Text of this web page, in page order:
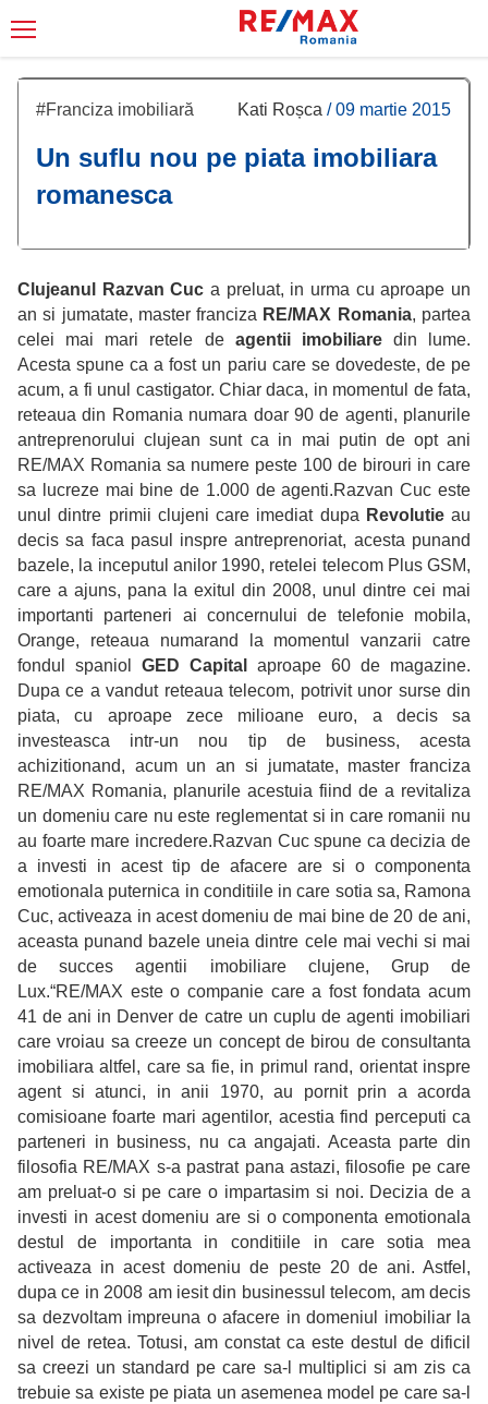
#Franciza imobiliară Kati Roșca /09 martie 2015
Un suflu nou pe piata imobiliara
romanesca
Clujeanul Razvan Cuc a preluat, in urma cu aproape un
an si jumatate, master franciza RE/MAX Romania, partea
celei mai mari retele de agentii imobiliare din lume.
Acesta spune ca a fost un pariu care se dovedeste, de pe
acum, a fi unul castigator. Chiar daca, in momentul de fata,
reteaua din Romania numara doar 90 de agenti, planurile
antreprenorului clujean sunt ca in mai putin de opt ani
RE/MAX Romania sa numere peste 100 de birouri in care
sa lucreze mai bine de 1.000 de agenti.Razvan Cuc este
unul dintre primii clujeni care imediat dupa Revolutie au
decis sa faca pasul inspre antreprenoriat, acesta punand
bazele, la inceputul anilor 1990, retelei telecom Plus GSM,
care a ajuns, pana la exitul din 2008, unul dintre cei mai
importanti parteneri ai concernului de telefonie mobila,
Orange, reteaua numarand la momentul vanzarii catre
fondul spaniol GED Capital aproape 60 de magazine.
Dupa ce a vandut reteaua telecom, potrivit unor surse din
piata, cu aproape zece milioane euro, a decis sa
investeasca intr-un nou tip de business, acesta
achizitionand, acum un an si jumatate, master franciza
RE/MAX Romania, planurile acestuia fiind de a revitaliza
un domeniu care nu este reglementat si in care romanii nu
au foarte mare incredere.Razvan Cuc spune ca decizia de
a investi in acest tip de afacere are si o componenta
emotionala puternica in conditiile in care sotia sa, Ramona
Cuc, activeaza in acest domeniu de mai bine de 20 de ani,
aceasta punand bazele uneia dintre cele mai vechi si mai
de succes agentii imobiliare clujene, Grup de
Lux.“RE/MAX este o companie care a fost fondata acum
41 de ani in Denver de catre un cuplu de agenti imobiliari
care vroiau sa creeze un concept de birou de consultanta
imobiliara altfel, care sa fie, in primul rand, orientat inspre
agent si atunci, in anii 1970, au pornit prin a acorda
comisioane foarte mari agentilor, acestia find perceputi ca
parteneri in business, nu ca angajati. Aceasta parte din
filosofia RE/MAX s-a pastrat pana astazi, filosofie pe care
am preluat-o si pe care o impartasim si noi. Decizia de a
investi in acest domeniu are si o componenta emotionala
destul de importanta in conditiile in care sotia mea
activeaza in acest domeniu de peste 20 de ani. Astfel,
dupa ce in 2008 am iesit din businessul telecom, am decis
sa dezvoltam impreuna o afacere in domeniul imobiliar la
nivel de retea. Totusi, am constat ca este destul de dificil
sa creezi un standard pe care sa-l multiplici si am zis ca
trebuie sa existe pe piata un asemenea model pe care sa-l